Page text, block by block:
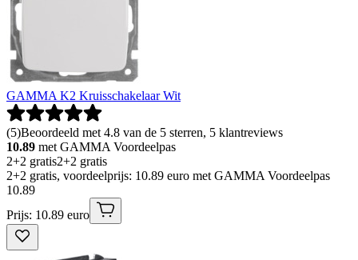
GAMMA K2 Kruisschakelaar Wit
(5)Beoordeeld met 4.8 van de 5 sterren, 5 klantreviews
10.89 met GAMMA Voordeelpas
2+2 gratis2+2 gratis
2+2 gratis, voordeelprijs: 10.89 euro met GAMMA Voordeelpas
10.89
Prijs: 10.89 euro